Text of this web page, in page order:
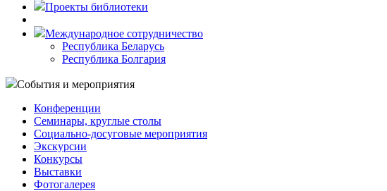
Проекты библиотеки
Международное сотрудничество
Республика Беларусь
Республика Болгария
События и мероприятия
Конференции
Семинары, круглые столы
Социально-досуговые мероприятия
Экскурсии
Конкурсы
Выставки
Фотогалерея